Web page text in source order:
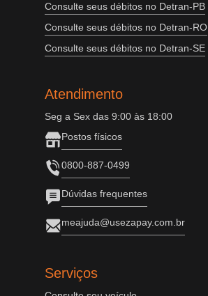
Consulte seus débitos no Detran-PB
Consulte seus débitos no Detran-RO
Consulte seus débitos no Detran-SE
Atendimento
Seg a Sex das 9:00 às 18:00
Postos físicos
0800-887-0499
Dúvidas frequentes
meajuda@usezapay.com.br
Serviços